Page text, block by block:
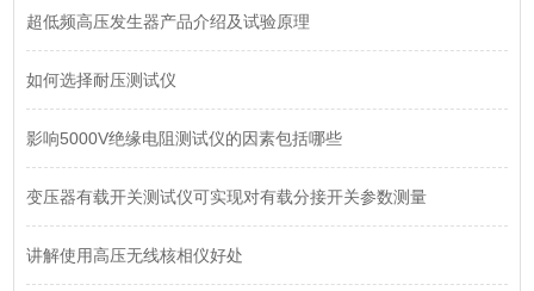
超低频高压发生器产品介绍及试验原理
如何选择耐压测试仪
影响5000V绝缘电阻测试仪的因素包括哪些
变压器有载开关测试仪可实现对有载分接开关参数测量
讲解使用高压无线核相仪好处